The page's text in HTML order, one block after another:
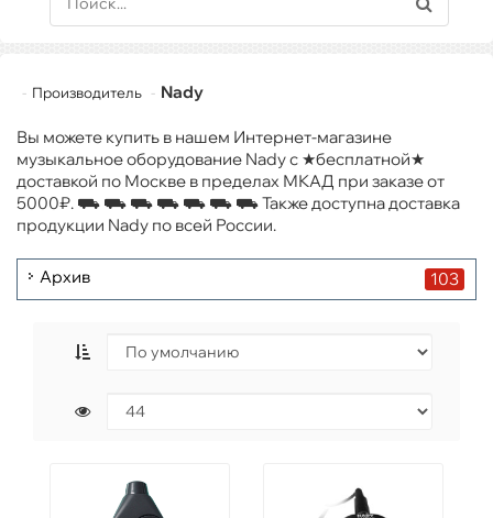
Производитель Nady
Вы можете купить в нашем Интернет-магазине
музыкальное оборудование Nady с ★бесплатной★
доставкой по Москве в пределах МКАД при заказе от
5000₽. ⛟ ⛟ ⛟ ⛟ ⛟ ⛟ ⛟ Также доступна доставка
продукции Nady по всей России.
Архив 103